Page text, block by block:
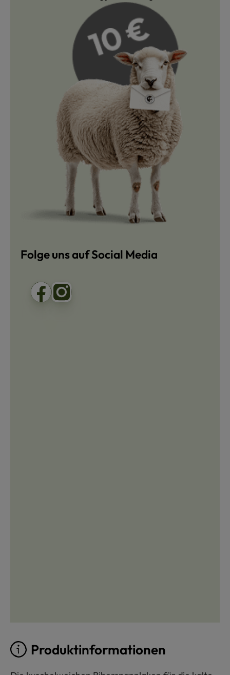
Folge uns auf Social Media
Produktinformationen